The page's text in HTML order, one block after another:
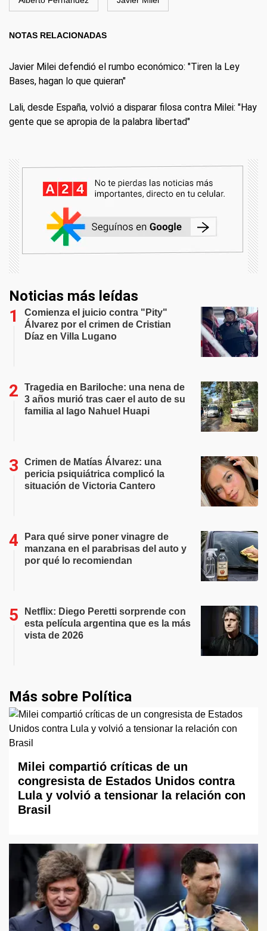
NOTAS RELACIONADAS
Javier Milei defendió el rumbo económico: "Tiren la Ley
Bases, hagan lo que quieran"
Lali, desde España, volvió a disparar filosa contra Milei: "Hay
gente que se apropia de la palabra libertad"
Noticias más leídas
Comienza el juicio contra "Pity"
Álvarez por el crimen de Cristian
Díaz en Villa Lugano
Tragedia en Bariloche: una nena de
3 años murió tras caer el auto de su
familia al lago Nahuel Huapi
Crimen de Matías Álvarez: una
pericia psiquiátrica complicó la
situación de Victoria Cantero
Para qué sirve poner vinagre de
manzana en el parabrisas del auto y
por qué lo recomiendan
Netflix: Diego Peretti sorprende con
esta película argentina que es la más
vista de 2026
Más sobre Política
Milei compartió críticas de un
congresista de Estados Unidos contra
Lula y volvió a tensionar la relación con
Brasil